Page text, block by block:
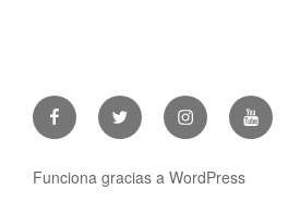
FacebookTwitter InstagramYoutube
Funciona gracias a WordPress